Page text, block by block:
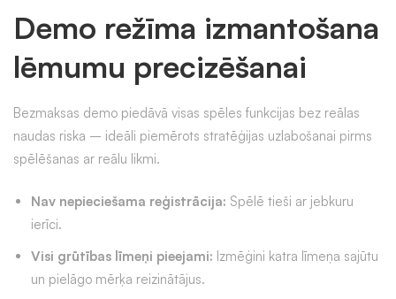
Demo režīma izmantošana
lēmumu precizēšanai
Bezmaksas demo piedāvā visas spēles funkcijas bez reālas
naudas riska – ideāli piemērots stratēģijas uzlabošanai pirms
spēlēšanas ar reālu likmi.
Nav nepieciešama reģistrācija: Spēlē tieši ar jebkuru
ierīci.
Visi grūtības līmeņi pieejami: Izmēģini katra līmeņa sajūtu
un pielāgo mērķa reizinātājus.